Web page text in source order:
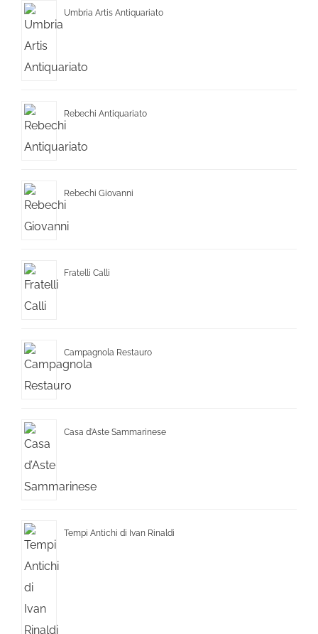
Umbria Artis Antiquariato
Rebechi Antiquariato
Rebechi Giovanni
Fratelli Calli
Campagnola Restauro
Casa d’Aste Sammarinese
Tempi Antichi di Ivan Rinaldi